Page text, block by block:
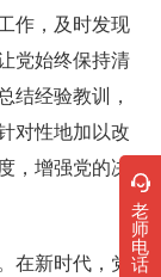
作，及时发现
党始终保持清
结经验教训，
对性地加以改
，增强党的决
在新时代，党
老
师
电
话